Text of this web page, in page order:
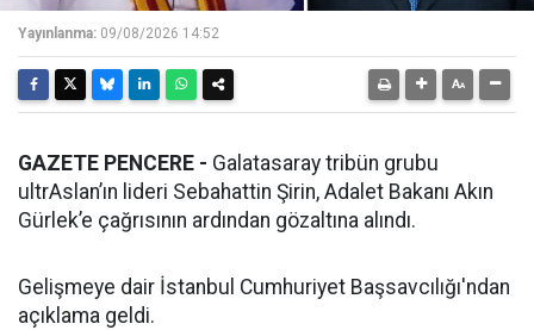
Yayınlanma: 09/08/2026 14:52
GAZETE PENCERE - Galatasaray tribün grubu
ultrAslan’ın lideri Sebahattin Şirin, Adalet Bakanı Akın
Gürlek’e çağrısının ardından gözaltına alındı.
Gelişmeye dair İstanbul Cumhuriyet Başsavcılığı'ndan
açıklama geldi.